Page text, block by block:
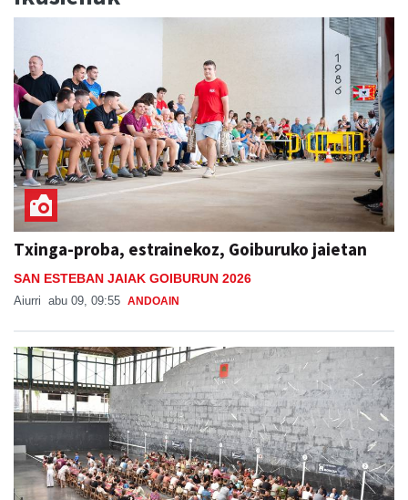
Txinga-proba, estrainekoz, Goiburuko jaietan
SAN ESTEBAN JAIAK GOIBURUN 2026
Aiurri abu 09, 09:55 ANDOAIN